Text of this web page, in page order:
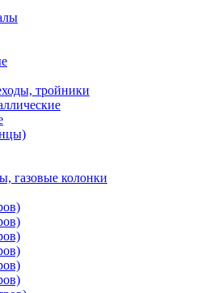
тройники
газовые колонки